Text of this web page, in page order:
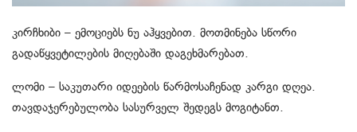
კირჩხიბი – ემოციებს ნუ აჰყვებით. მოთმინება სწორი
გადაწყვეტილების მიღებაში დაგეხმარებათ.
ლომი – საკუთარი იდეების წარმოსაჩენად კარგი დღეა.
თავდაჯერებულობა სასურველ შედეგს მოგიტანთ.